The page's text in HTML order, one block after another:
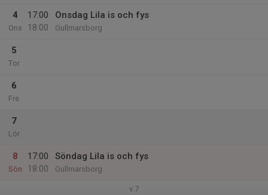
4
Ons
17:00
18:00
Onsdag Lila is och fys
Gullmarsborg
5
Tor
6
Fre
7
Lör
8
Sön
17:00
18:00
Söndag Lila is och fys
Gullmarsborg
v.7